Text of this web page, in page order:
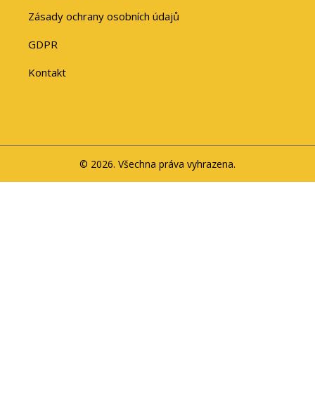
Zásady ochrany osobních údajů
GDPR
Kontakt
© 2026. Všechna práva vyhrazena.